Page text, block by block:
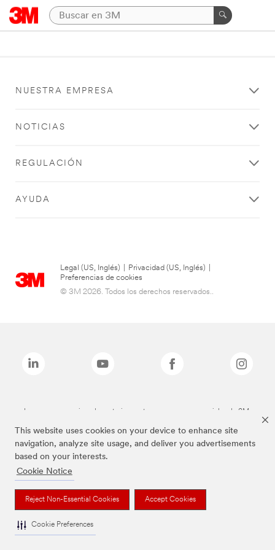
This website uses cookies on your device to enhance site
navigation, analyze site usage, and deliver you advertisements
based on your interests.
Cookie Notice
Reject Non-Essential Cookies Accept Cookies
Cookie Preferences
NUESTRA EMPRESA
NOTICIAS
REGULACIÓN
AYUDA
Legal (US, Inglés) Privacidad (US, Inglés)
Preferencias de cookies
© 3M 2026. Todos los derechos reservados..
Las marcas mencionadas anteriormente son marcas comerciales de 3M.